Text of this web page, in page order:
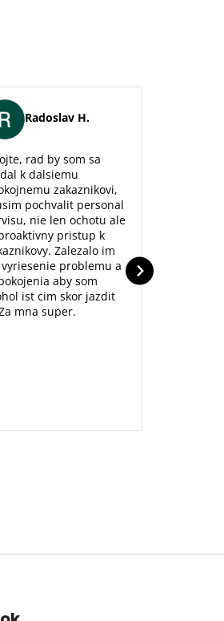
Radoslav H.
rad by som sa
k dalsiemu
zakaznikovi,
pochvalit personal
nie len ochotu ale
pristup k
Zalezalo im
problemu a
aby som
ist cim skor jazdit
mna super.